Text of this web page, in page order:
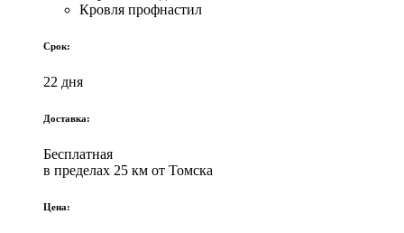
Кровля профнастил
Срок:
22 дня
Доставка:
Бесплатная
в пределах 25 км от Томска
Цена: